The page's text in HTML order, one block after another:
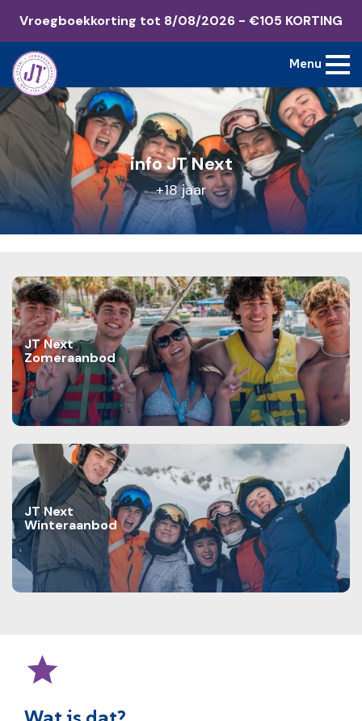
Vroegboekkorting tot 8/08/2026 - €105 KORTING
Menu
info JT Next
+18 jaar
JT Next
Zomeraanbod
JT Next
Winteraanbod